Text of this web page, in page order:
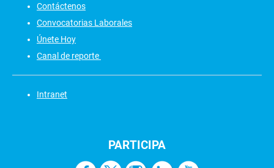
Contáctenos
Convocatorias Laborales
Únete Hoy
Canal de reporte
Intranet
PARTICIPA